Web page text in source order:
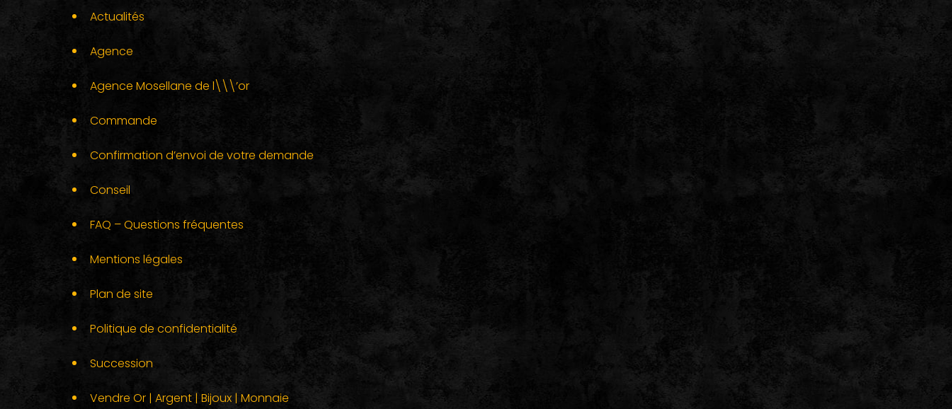
Actualités
Agence
Agence Mosellane de l\\\’or
Commande
Confirmation d’envoi de votre demande
Conseil
FAQ – Questions fréquentes
Mentions légales
Plan de site
Politique de confidentialité
Succession
Vendre Or | Argent | Bijoux | Monnaie